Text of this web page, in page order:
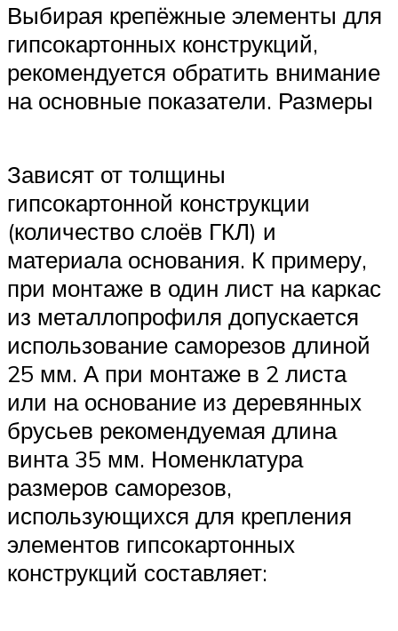
Выбирая крепёжные элементы для
гипсокартонных конструкций,
рекомендуется обратить внимание
на основные показатели. Размеры
Зависят от толщины
гипсокартонной конструкции
(количество слоёв ГКЛ) и
материала основания. К примеру,
при монтаже в один лист на каркас
из металлопрофиля допускается
использование саморезов длиной
25 мм. А при монтаже в 2 листа
или на основание из деревянных
брусьев рекомендуемая длина
винта 35 мм. Номенклатура
размеров саморезов,
использующихся для крепления
элементов гипсокартонных
конструкций составляет: